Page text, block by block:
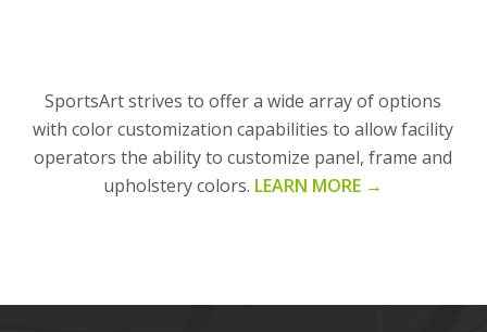
SportsArt strives to offer a wide array of options
with color customization capabilities to allow facility
operators the ability to customize panel, frame and
upholstery colors. LEARN MORE →